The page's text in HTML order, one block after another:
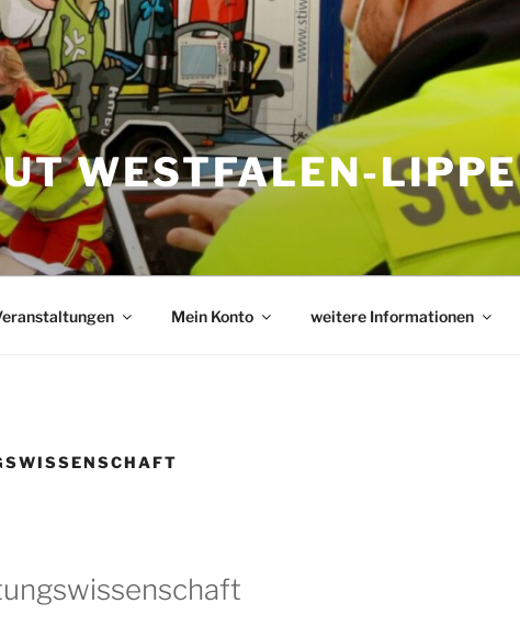
WESTFALEN-LIPPE
Mein Konto weitere Informationen